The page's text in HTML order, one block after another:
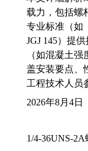
载力，包括螺
专业标准（如
JGJ 145）提
（如混凝土
盖安装要点、
工程技术人员
2026年8月4日
1/4-36UNS-